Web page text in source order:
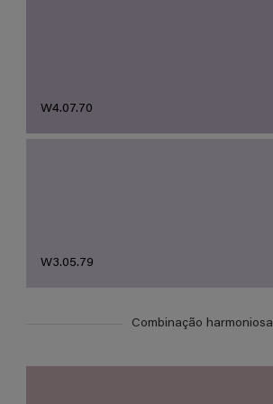
W4.07.70
W3.05.79
Combinação harmoniosa